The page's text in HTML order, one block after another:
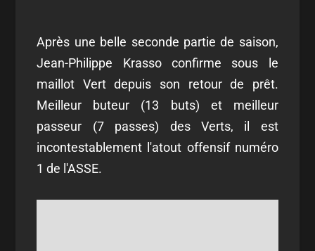
Après une belle seconde partie de saison,
Jean-Philippe Krasso confirme sous le
maillot Vert depuis son retour de prêt.
Meilleur buteur (13 buts) et meilleur
passeur (7 passes) des Verts, il est
incontestablement l'atout offensif numéro
1 de l'ASSE.